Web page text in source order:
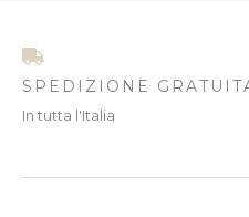
SPEDIZIONE
In tutta l'Italia